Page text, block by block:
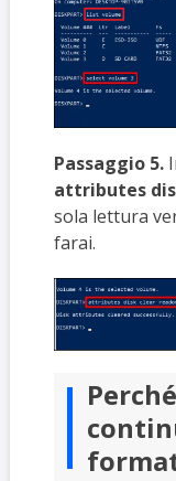
Passaggio 5.
attributes
sola lettura
farai.